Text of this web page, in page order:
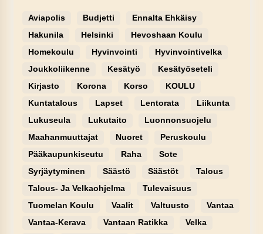
Aviapolis Budjetti
Ennalta Ehkäisy
Hakunila
Helsinki
Hevoshaan Koulu
Homekoulu
Hyvinvointi
Hyvinvointivelka
Joukkoliikenne
Kesätyö
Kesätyöseteli
Kirjasto
Korona Korso
KOULU
Kuntatalous
Lapset Lentorata
Liikunta
Lukuseula
Lukutaito
Luonnonsuojelu
Maahanmuuttajat
Nuoret
Peruskoulu
Pääkaupunkiseutu
Raha
Sote
Syrjäytyminen
Säästö Säästöt
Talous
Talous- Ja Velkaohjelma
Tulevaisuus
Tuomelan Koulu
Vaalit Valtuusto
Vantaa
Vantaa-Kerava
Vantaan Ratikka
Velka